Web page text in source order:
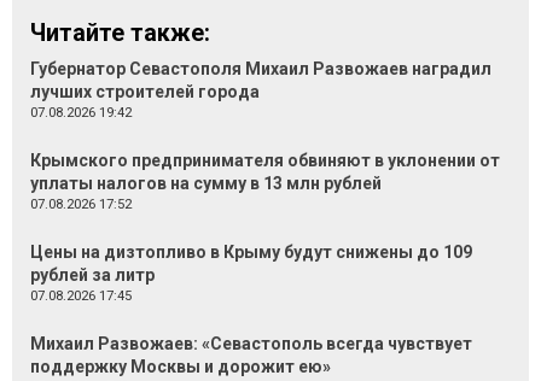
Читайте также:
Губернатор Севастополя Михаил Развожаев наградил
лучших строителей города
07.08.2026 19:42
Крымского предпринимателя обвиняют в уклонении от
уплаты налогов на сумму в 13 млн рублей
07.08.2026 17:52
Цены на дизтопливо в Крыму будут снижены до 109
рублей за литр
07.08.2026 17:45
Михаил Развожаев: «Севастополь всегда чувствует
поддержку Москвы и дорожит ею»